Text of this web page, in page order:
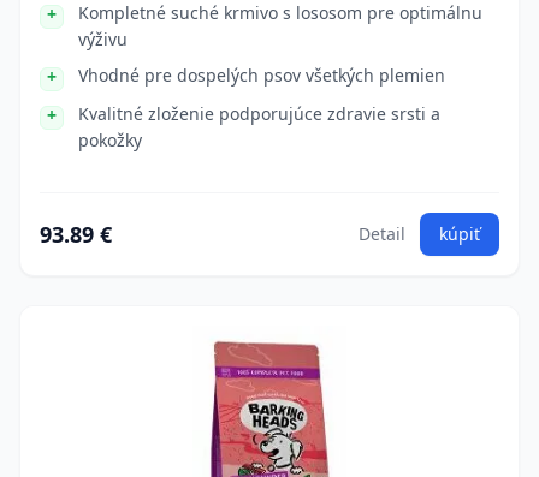
Kompletné suché krmivo s lososom pre optimálnu
výživu
Vhodné pre dospelých psov všetkých plemien
Kvalitné zloženie podporujúce zdravie srsti a
pokožky
93.89 € Detail kúpiť